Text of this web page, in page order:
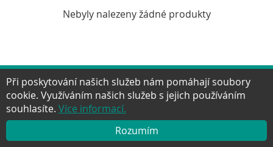
Nebyly nalezeny žádné produkty
NAHORU Facebook
TwitterGoogle+YouTube
Při poskytování našich služeb nám pomáhají soubory
cookie. Využíváním našich služeb s jejich používáním
souhlasíte. Více informací.
Rozumím